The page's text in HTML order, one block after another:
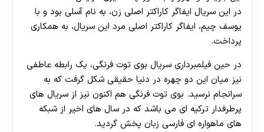
در این سریال ایفاگر کاراکتر اصلی زن، به نام آسلی بود و با
یوسف چیم، ایفاگر کاراکتر اصلی مرد این سریال، به همکاری
پرداخت.
در حین فیلمبرداری سریال بوی توت فرنگی، یک رابطه عاطفی
نیز میان این دو چهره در دنیا حقیقی شکل گرفت که به
سرانجام نرسید. بوی توت فرنگی هم اکنون نیز از سریال های
پرطرفدار ترکیه ای می باشد که در سال های اخیر از شبکه
های ماهواره ای فارسی زبان پخش گردید.